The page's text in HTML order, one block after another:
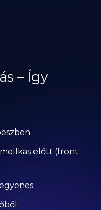
– Így
előtt (front